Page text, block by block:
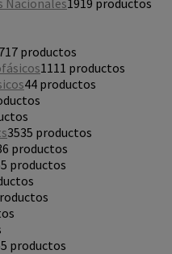
17 productos
11 11 productos
44 productos
3535 productos
productos
5 productos
5 productos